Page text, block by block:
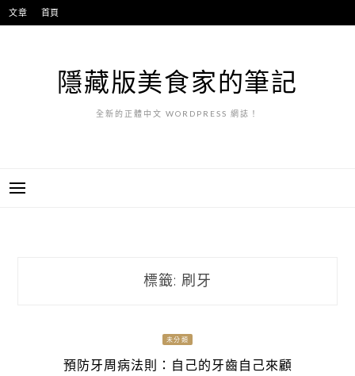
跳
至
文章 首頁
隱藏版美食家的筆記
全新的正體中文 WORDPRESS 網誌！
標籤: 刷牙
未分類
預防牙周病法則：自己的牙齒自己來顧